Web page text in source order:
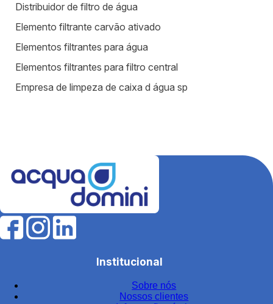
Distribuidor de filtro de água
Elemento filtrante carvão ativado
Elementos filtrantes para água
Elementos filtrantes para filtro central
Empresa de limpeza de caixa d água sp
Fábrica de filtros para tratamento de água
Fabricantes de elementos filtrantes
Filtro de água para indústria
Filtro de água industrial
Filtro de carvão ativado para água
Institucional
Sobre nós
Nossos clientes